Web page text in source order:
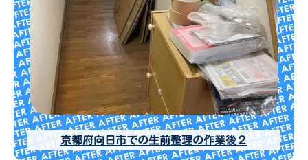
京都府向日市での生前整理の作業後２